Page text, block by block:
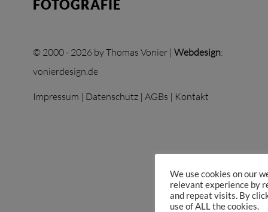
FOTOGRAFIE
© 2000 - 2026 by Thomas Vonier | Webdesign:
vonierdesign.de
Impressum | Datenschutz| AGBs | Kontakt
We use cookies on our
relevant experience by
and repeat visits. By
use of ALL the cookies.